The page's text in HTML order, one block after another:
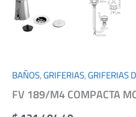
BAÑOS,GRIFERIAS,GRIFERIAS
FV 189/M4 COMPACTA